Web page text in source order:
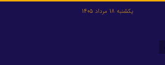
یکشنبه 18 مرداد 1405